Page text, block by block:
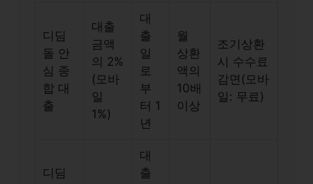
디딤
돌 안
심 종
합 대
출
대출
금액
의 2%
(모바
일
1%)
대
출
일
로
부
터 1
년
월
상환
액의
10배
이상
조기상환
시 수수료
감면(모바
일: 무료)
디딤
대
출